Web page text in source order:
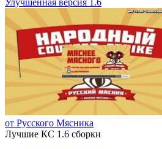
Улучшенная версия 1.6
от Русского Мясника
Лучшие КС 1.6 сборки